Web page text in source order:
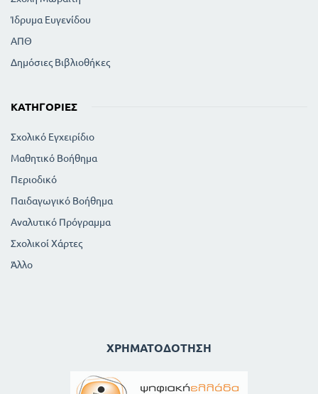
Ίδρυμα Ευγενίδου
ΑΠΘ
Δημόσιες Βιβλιοθήκες
ΚΑΤΗΓΟΡΊΕΣ
Σχολικό Εγχειρίδιο
Μαθητικό Βοήθημα
Περιοδικό
Παιδαγωγικό Βοήθημα
Αναλυτικό Πρόγραμμα
Σχολικοί Χάρτες
Άλλο
ΧΡΗΜΑΤΟΔΌΤΗΣΗ